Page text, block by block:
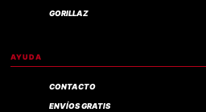
GORILLAZ
AYUDA
CONTACTO
ENVÍOS GRATIS